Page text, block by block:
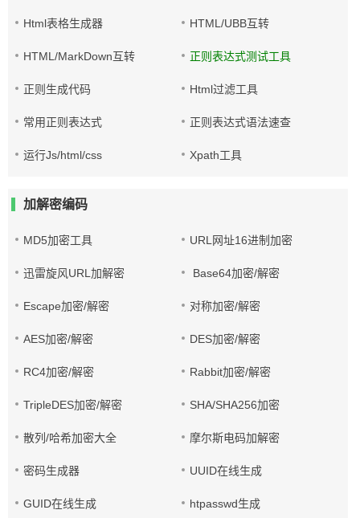
Html表格生成器 HTML/UBB互转
HTML/MarkDown互转 正则表达式测试工具
正则生成代码 Html过滤工具
常用正则表达式 正则表达式语法速查
运行Js/html/css Xpath工具
加解密编码
MD5加密工具 URL网址16进制加密
迅雷旋风URL加解密 Base64加密/解密
Escape加密/解密 对称加密/解密
AES加密/解密 DES加密/解密
RC4加密/解密 Rabbit加密/解密
TripleDES加密/解密 SHA/SHA256加密
散列/哈希加密大全 摩尔斯电码加解密
密码生成器 UUID在线生成
GUID在线生成 htpasswd生成